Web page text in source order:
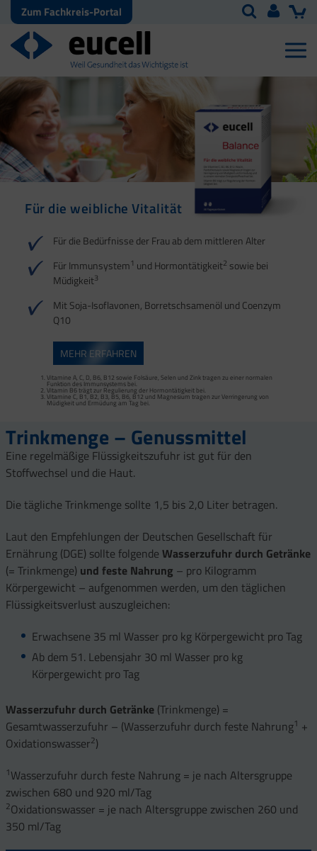
Zum Fachkreis-Portal
Für die weibliche Vitalität
Für die Bedürfnisse der Frau ab dem mittleren Alter
Für Immunsystem1 und Hormontätigkeit2 sowie bei
Müdigkeit3
Mit Soja-Isoflavonen, Borretschsamenöl und Coenzym
Q10
MEHR ERFAHREN
Vitamine A, C, D, B6, B12 sowie Folsäure, Selen und Zink tragen zu einer normalen
Funktion des Immunsystems bei.
Vitamin B6 trägt zur Regulierung der Hormontätigkeit bei.
Vitamine C, B1, B2, B3, B5, B6, B12 und Magnesium tragen zur Verringerung von
Müdigkeit und Ermüdung am Tag bei.
Trinkmenge – Genussmittel
Eine regelmäßige Flüssigkeitszufuhr ist gut für den
Stoffwechsel und die Haut.
Die tägliche Trinkmenge sollte 1,5 bis 2,0 Liter betragen.
Laut den Empfehlungen der Deutschen Gesellschaft für
Ernährung (DGE) sollte folgende Wasserzufuhr durch Getränke
(= Trinkmenge) und feste Nahrung – pro Kilogramm
Körpergewicht – aufgenommen werden, um den täglichen
Flüssigkeitsverlust auszugleichen:
Erwachsene 35 ml Wasser pro kg Körpergewicht pro Tag
Ab dem 51. Lebensjahr 30 ml Wasser pro kg
Körpergewicht pro Tag
Wasserzufuhr durch Getränke (Trinkmenge) =
Gesamtwasserzufuhr – (Wasserzufuhr durch feste Nahrung1 +
Oxidationswasser2)
1Wasserzufuhr durch feste Nahrung = je nach Altersgruppe
zwischen 680 und 920 ml/Tag
2Oxidationswasser = je nach Altersgruppe zwischen 260 und
350 ml/Tag